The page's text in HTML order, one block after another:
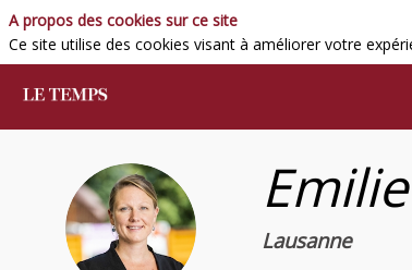
EM
Emilie
Lausanne
A propos des cookies sur ce site
Ce site utilise des cookies visant à améliorer votre